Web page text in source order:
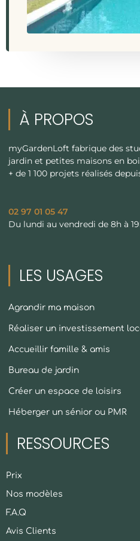
À PROPOS
myGardenLoft fabrique des
jardin et petites maisons en
+ de 1 100 projets réalisés
02 97 01 05 47
Du lundi au vendredi de 8h à
LES USAGES
Agrandir ma maison
Réaliser un investissement
Accueillir famille & amis
Bureau de jardin
Créer un espace de loisirs
Héberger un sénior ou PMR
RESSOURCES
Prix
Nos modèles
F.A.Q
Avis Clients